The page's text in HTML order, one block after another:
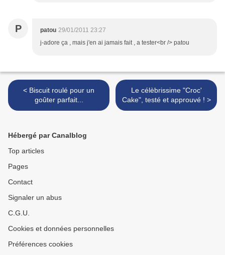
P patou 29/01/2011 23:27
j-adore ça , mais j'en ai jamais fait , a tester<br /> patou
< Biscuit roulé pour un
goûter parfait...
Le célèbrissime "Croc'
Cake", testé et approuvé ! >
Hébergé par Canalblog
Top articles
Pages
Contact
Signaler un abus
C.G.U.
Cookies et données personnelles
Préférences cookies